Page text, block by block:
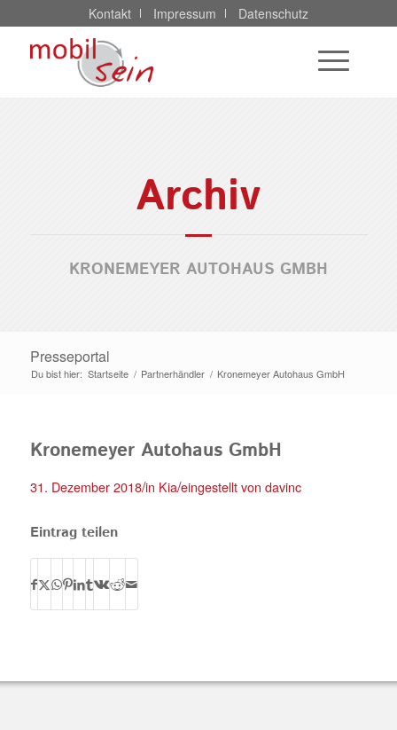
Kontakt Impressum Datenschutz
Archiv
KRONEMEYER AUTOHAUS GMBH
Presseportal
Du bist hier: Startseite / Partnerhändler / Kronemeyer Autohaus GmbH
Kronemeyer Autohaus GmbH
31. Dezember 2018/in Kia/eingestellt von davinc
Eintrag teilen